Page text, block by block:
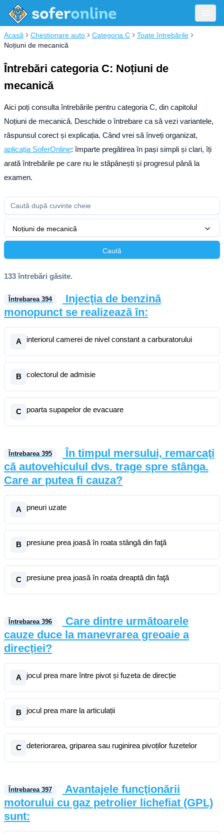
Acasă Chestionare auto Categoria C
Toate întrebările
Noțiuni de mecanică
Întrebări categoria C: Noțiuni de
mecanică
Aici poți consulta întrebările pentru categoria C, din capitolul
Noțiuni de mecanică. Deschide o întrebare ca să vezi variantele,
răspunsul corect și explicația. Când vrei să înveți organizat,
aplicația SoferOnline: împarte pregătirea în pași simpli și clari, îți
arată întrebările pe care nu le stăpânești și progresul până la
examen.
Noțiuni de mecanică
Caută
133 întrebări găsite.
Întrebarea 394
Injecţia de benzină
monopunct se realizează în:
A interiorul camerei de nivel constant a carburatorului
B colectorul de admisie
C poarta supapelor de evacuare
Întrebarea 395
În timpul mersului, remarcaţi
că autovehiculul dvs. trage spre stânga.
Care ar putea fi cauza?
A pneuri uzate
B presiune prea joasă în roata stângă din faţă
C presiune prea joasă în roata dreaptă din faţă
Întrebarea 396
Care dintre următoarele
cauze duce la manevrarea greoaie a
direcției?
A jocul prea mare între pivot și fuzeta de direcție
B jocul prea mare la articulații
C deteriorarea, griparea sau ruginirea pivoților fuzetelor
Întrebarea 397
Avantajele funcţionării
motorului cu gaz petrolier lichefiat (GPL)
sunt: